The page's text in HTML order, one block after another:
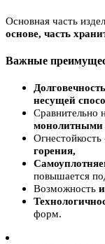
Основная часть
основе, часть
Важные
Долговечность
несущей
Сравнительно
монолитными
Огнестойкость
горения,
повышается
Возможность
форм.